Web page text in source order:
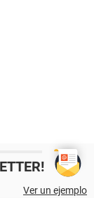
Ver un ejemplo